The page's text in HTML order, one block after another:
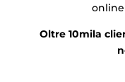
online
Oltre 10mila